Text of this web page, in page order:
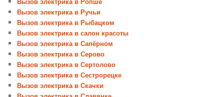
Вызов электрика в Ручьи
Вызов электрика в Рыбацком
Вызов электрика в салон красоты
Вызов электрика в Сапёрном
Вызов электрика в Серово
Вызов электрика в Сертолово
Вызов электрика в Сестрорецке
Вызов электрика в Скачки